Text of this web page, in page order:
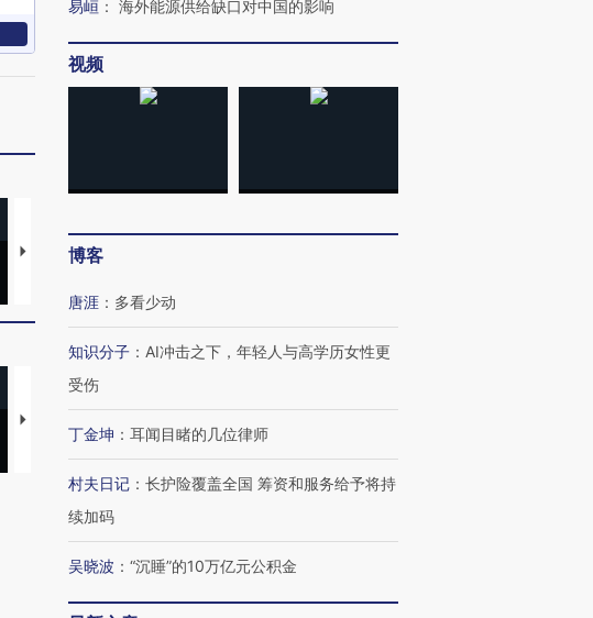
马航飞行员跨国走私7万
视线｜全球最热百城独占
97个 印度如何熬过48°C
38岁梅西上演帽子戏法
阿根廷3-0阿尔及利亚
警告停止一切户外活动
易峘 ： 海外能源供给缺口对中国的影响
视频
博客
唐涯 ： 多看少动
知识分子 ： AI冲击之下，年轻人与高学历女性更
受伤
丁金坤 ： 耳闻目睹的几位律师
村夫日记 ： 长护险覆盖全国 筹资和服务给予将持
续加码
吴晓波 ： “沉睡”的10万亿元公积金